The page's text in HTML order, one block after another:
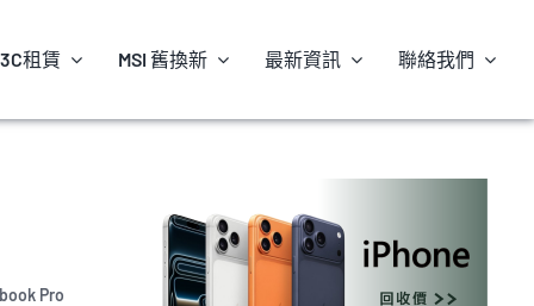
3C租賃 MSI 舊換新 最新資訊 聯絡我們
Pro